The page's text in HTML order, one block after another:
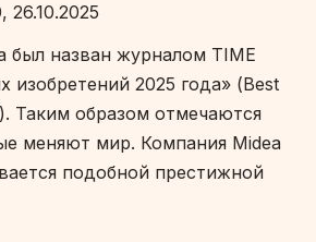
26.10.2025
был назван журналом TIME
изобретений 2025 года» (Best
Таким образом отмечаются
меняют мир. Компания Midea
подобной престижной